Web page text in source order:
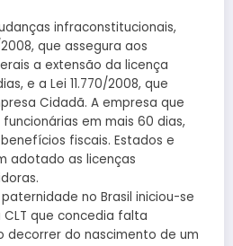
infraconstitucionais,
que assegura aos
a extensão da licença
e a Lei 11.770/2008, que
Cidadã. A empresa que
em mais 60 dias,
fiscais. Estados e
adotado as licenças
no Brasil iniciou-se
que concedia falta
decorrer do nascimento de um